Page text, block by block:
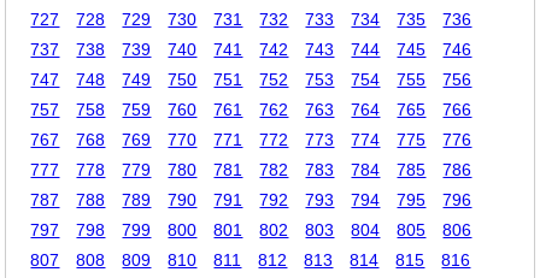
727
728 729 730 731 732 733 734 735
736
737
738 739 740 741 742 743 744 745
746
747
748 749 750 751 752 753 754 755
756
757
758 759 760 761 762 763 764 765
766
767
768 769 770 771 772 773 774 775
776
777
778 779 780 781 782 783 784 785
786
787
788 789 790 791 792 793 794 795
796
797
798 799 800 801 802 803 804 805
806
807
808 809 810 811 812 813 814 815
816